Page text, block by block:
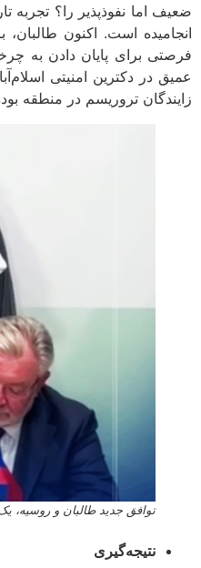
ضعیف اما نفوذپذیر را؟ تجربه
انجامیده است. اکنون طالبان،
فرصتی برای پایان دادن به
عمیق در دکترین امنیتی
زایندگان تروریسم در منطقه
توافق جدید طالبان و روسیه،
نتیجه‌گیری